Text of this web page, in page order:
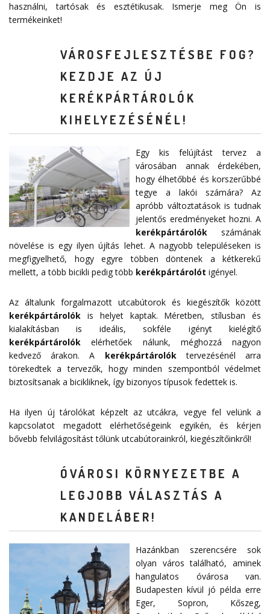
használni, tartósak és esztétikusak. Ismerje meg Ön is
termékeinket!
VÁROSFEJLESZTÉSBE FOG?
KEZDJE AZ ÚJ
KERÉKPÁRTÁROLÓK
KIHELYEZÉSÉNÉL!
Egy kis felújítást tervez a
városában annak érdekében,
hogy élhetőbbé és korszerűbbé
tegye a lakói számára? Az
apróbb változtatások is tudnak
jelentős eredményeket hozni. A
kerékpártárolók számának
növelése is egy ilyen újítás lehet. A nagyobb településeken is
megfigyelhető, hogy egyre többen döntenek a kétkerekű
mellett, a több bicikli pedig több kerékpártárolót igényel.
Az általunk forgalmazott utcabútorok és kiegészítők között
kerékpártárolók is helyet kaptak. Méretben, stílusban és
kialakításban is ideális, sokféle igényt kielégítő
kerékpártárolók elérhetőek nálunk, méghozzá nagyon
kedvező árakon. A kerékpártárolóktervezésénél arra
törekedtek a tervezők, hogy minden szempontból védelmet
biztosítsanak a bicikliknek, így bizonyos típusok fedettek is.
Ha ilyen új tárolókat képzelt az utcákra, vegye fel velünk a
kapcsolatot megadottelérhetőségeink egyikén, és kérjen
bővebb felvilágosítást tőlünk utcabútorainkról, kiegészítőinkről!
ÓVÁROSI KÖRNYEZETBE A
LEGJOBB VÁLASZTÁS A
KANDELÁBER!
Hazánkban szerencsére sok
olyan város található, aminek
hangulatos óvárosa van.
Budapesten kívül jó példa erre
Eger, Sopron, Kőszeg,